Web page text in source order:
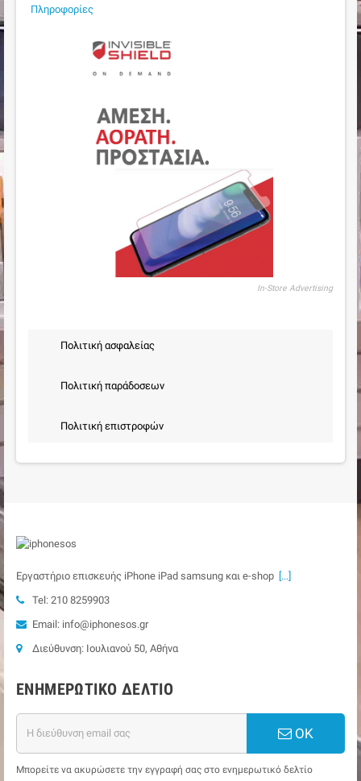
Πληροφορίες
In-Store Advertising
Πολιτική ασφαλείας
Πολιτική παράδοσεων
Πολιτική επιστροφών
Εργαστήριο επισκευής iPhone iPad samsung και e-shop [...]
Tel: 210 8259903
Email: info@iphonesos.gr
Διεύθυνση: Ιουλιανού 50, Αθήνα
ΕΝΗΜΕΡΩΤΙΚΌ ΔΕΛΤΊΟ
ΟΚ
Μπορείτε να ακυρώσετε την εγγραφή σας στο ενημερωτικό δελτίο